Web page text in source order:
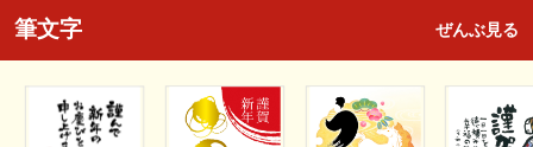
筆文字 ぜんぶ見る